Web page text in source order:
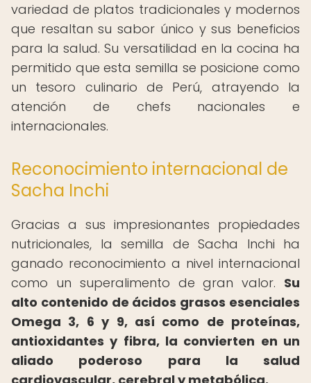
variedad de platos tradicionales y modernos
que resaltan su sabor único y sus beneficios
para la salud. Su versatilidad en la cocina ha
permitido que esta semilla se posicione como
un tesoro culinario de Perú, atrayendo la
atención de chefs nacionales e
internacionales.
Reconocimiento internacional de
Sacha Inchi
Gracias a sus impresionantes propiedades
nutricionales, la semilla de Sacha Inchi ha
ganado reconocimiento a nivel internacional
como un superalimento de gran valor. Su
alto contenido de ácidos grasos esenciales
Omega 3, 6 y 9, así como de proteínas,
antioxidantes y fibra, la convierten en un
aliado poderoso para la salud